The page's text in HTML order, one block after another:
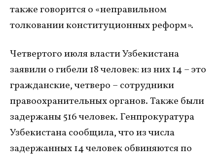
также говорится о «неправильном
толковании конституционных реформ».
Четвертого июля власти Узбекистана
заявили о гибели 18 человек: из них 14 – это
гражданские, четверо – сотрудники
правоохранительных органов. Также были
задержаны 516 человек. Генпрокуратура
Узбекистана сообщила, что из числа
задержанных 14 человек обвиняются по